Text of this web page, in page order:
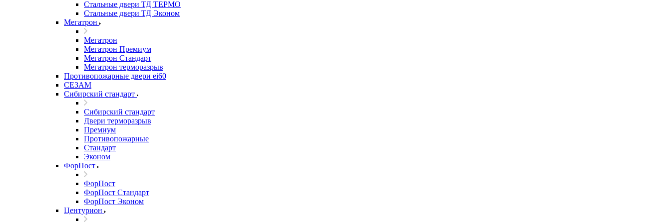
Стальные двери ТД ТЕРМО
Стальные двери ТД Эконом
Мегатрон
Мегатрон
Мегатрон Премиум
Мегатрон Стандарт
Мегатрон терморазрыв
Противопожарные двери ei60
СЕЗАМ
Сибирский стандарт
Сибирский стандарт
Двери терморазрыв
Премиум
Противопожарные
Стандарт
Эконом
ФорПост
ФорПост
ФорПост Стандарт
ФорПост Эконом
Центурион